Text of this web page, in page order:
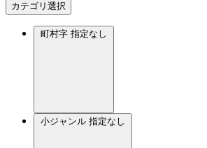
カテゴリ選択
町村字 指定なし
小ジャンル 指定なし